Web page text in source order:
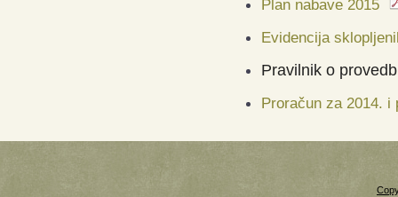
Plan nabave 2015
Evidencija
Pravilnik o
Proračun za 2014. i